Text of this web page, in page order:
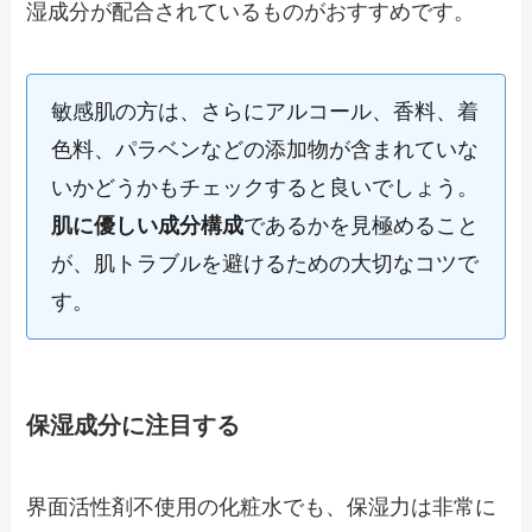
湿成分が配合されているものがおすすめです。
敏感肌の方は、さらにアルコール、香料、着
色料、パラベンなどの添加物が含まれていな
いかどうかもチェックすると良いでしょう。
肌に優しい成分構成であるかを見極めること
が、肌トラブルを避けるための大切なコツで
す。
保湿成分に注目する
界面活性剤不使用の化粧水でも、保湿力は非常に